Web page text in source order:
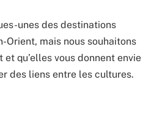
unes des destinations
Orient, mais nous souhaitons
et qu’elles vous donnent envie
des liens entre les cultures.